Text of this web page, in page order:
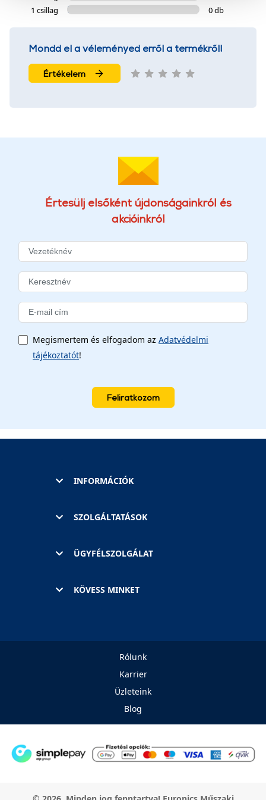
szolgáltatásaink biztosításához szükségesek. Az oldal
1 csillag
0 db
Mondd el a véleményed erről a termékről!
Értékelem
Értesülj elsőként újdonságainkról és
akcióinkról
Megismertem és elfogadom az Adatvédelmi
tájékoztatót!
Feliratkozom
INFORMÁCIÓK
SZOLGÁLTATÁSOK
ÜGYFÉLSZOLGÁLAT
KÖVESS MINKET
Rólunk
Karrier
Üzleteink
Blog